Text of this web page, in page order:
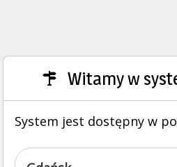
Witamy w
System jest dostępny w